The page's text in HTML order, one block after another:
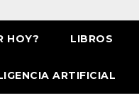
HOY? LIBROS
ARTIFICIAL